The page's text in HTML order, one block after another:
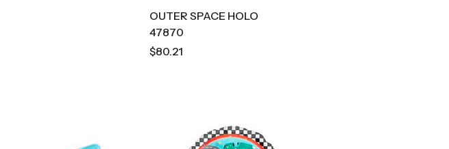
OUTER SPACE HOLO
47870
$80.21